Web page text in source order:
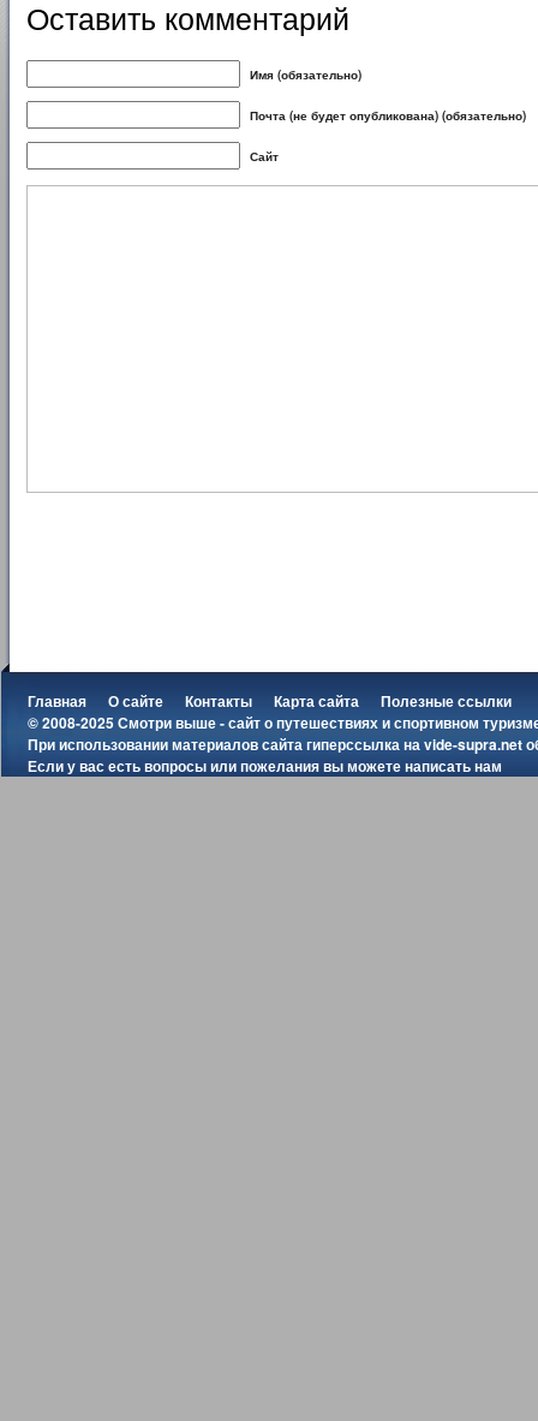
Оставить комментарий
Имя (обязательно)
Почта (не будет опубликована) (обязательно)
Сайт
Главная О сайте Контакты Карта сайта
Полезные ссылки
© 2008-2025 Смотри выше - сайт о путешествиях и спортивном
При использовании материалов сайта гиперссылка наvide-supra.net
Если у вас есть вопросы или пожелания вы можетенаписать нам